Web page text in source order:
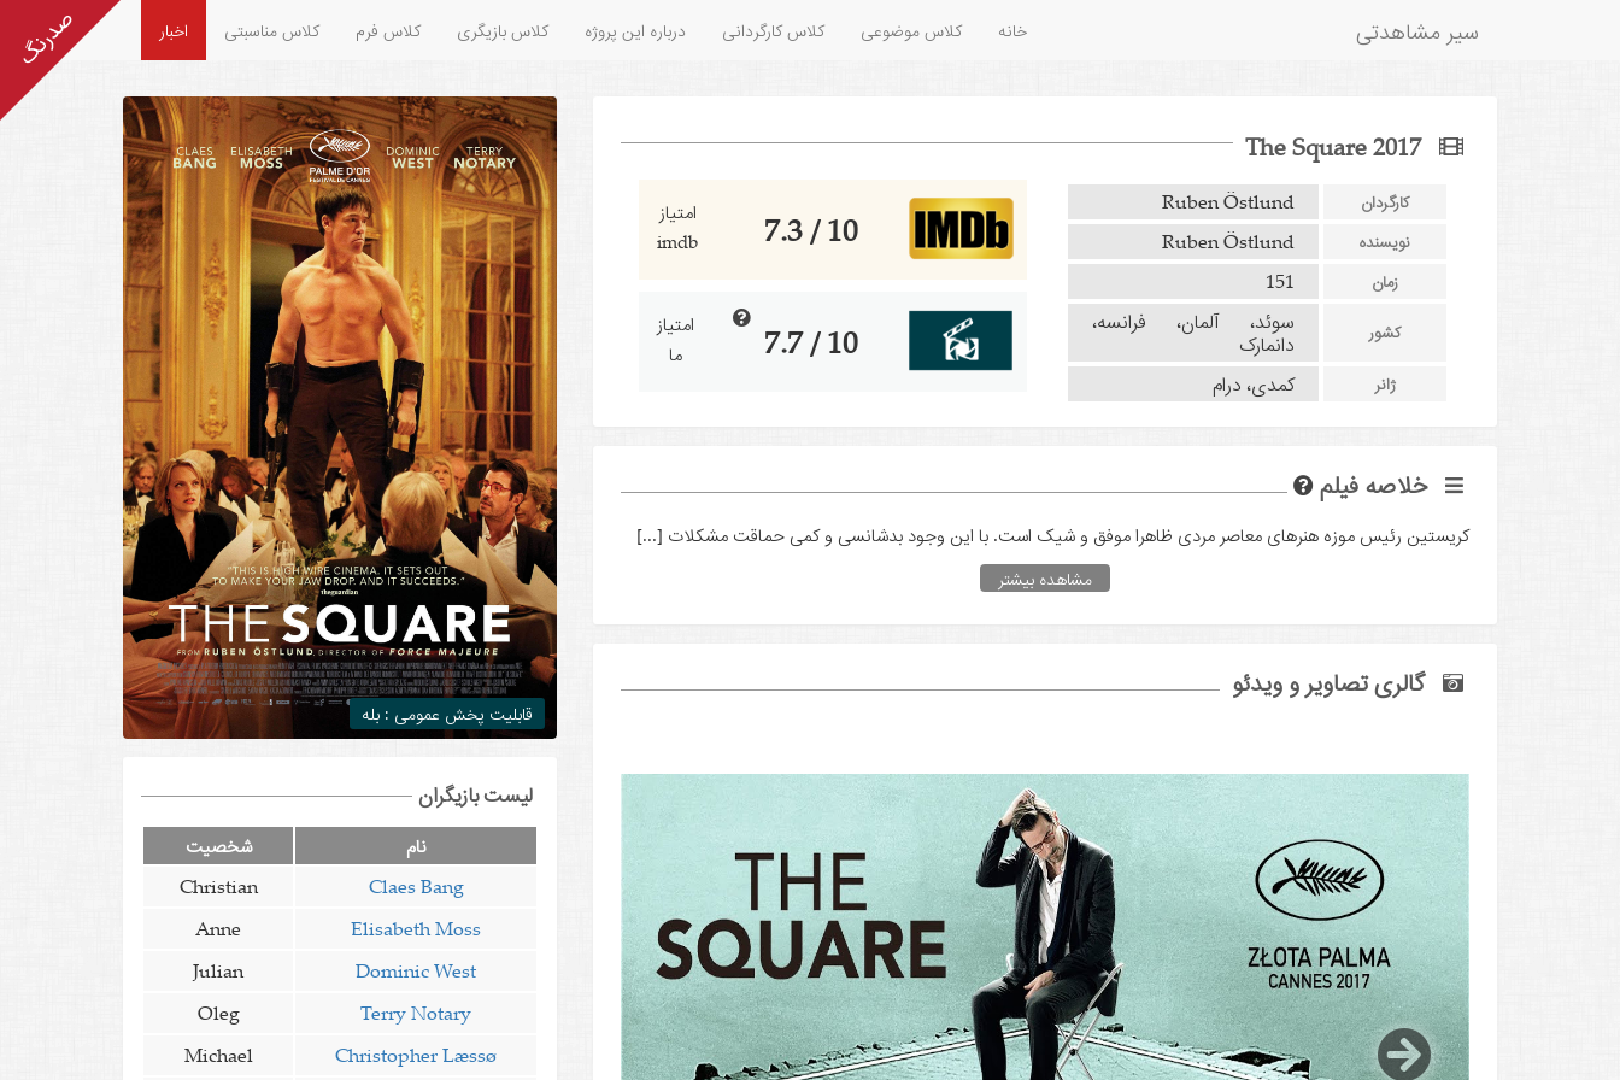
سیر مشاهدتی خانه کلاس موضوعی کلاس کارگردانی درباره این پروژه کلاس بازیگری کلاس فرم کلاس مناسبتی اخبار
The Square 2017
کارگردان Ruben Östlund
نویسنده Ruben Östlund
زمان 151
کشور
سوئد، آلمان، فرانسه،
دانمارک
ژانر کمدی، درام
10 / 7.3
امتیاز
imdb
10 / 7.7
امتیاز
ما
خلاصه فیلم
کریستین رئیس موزه هنرهای معاصر مردی ظاهرا موفق و شیک است. با این وجود بدشانسی و کمی حماقت مشکلات [...]
مشاهده بیشتر
گالری تصاویر و ویدئو
قابلیت پخش عمومی : بله
لیست بازیگران
نام شخصیت
Claes Bang
Christian
Elisabeth Moss
Anne
Dominic West
Julian
Terry Notary
Oleg
Christopher Læssø
Michael